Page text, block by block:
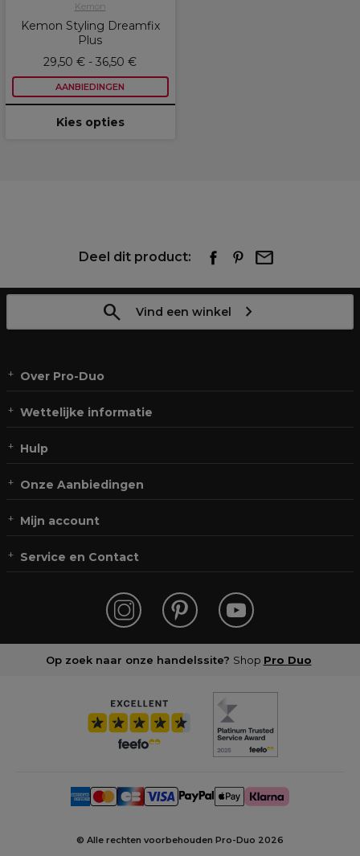
Kemon
Kemon Styling Dreamfix
Plus
29,50 € - 36,50 €
AANBIEDINGEN
Kies opties
Deel dit product:
Vind een winkel
Over Pro-Duo
Wettelijke informatie
Hulp
Onze Aanbiedingen
Mijn account
Service en Contact
Op zoek naar onze handelssite? Shop Pro Duo
© Alle rechten voorbehouden Pro-Duo 2026